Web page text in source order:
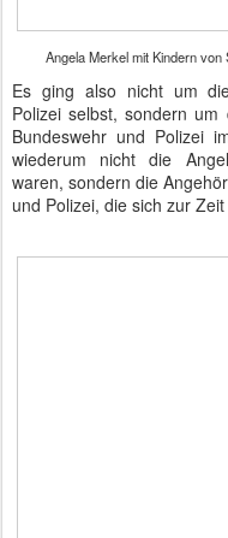
Angela Merkel mit Kindern
Es ging also nicht um
Polizei selbst, sondern
Bundeswehr und Polizei
wiederum nicht die
waren, sondern die
und Polizei, die sich zur